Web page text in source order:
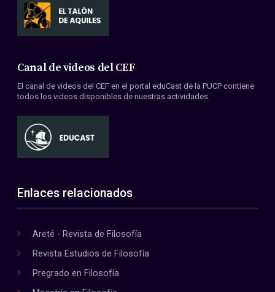
Canal de videos del CEF
El canal de videos del CEF en el portal eduCast de la PUCP contiene
todos los videos disponibles de nuestras actividades.
Enlaces relacionados
Areté - Revista de Filosofía
Revista Estudios de Filosofía
Pregrado en Filosofía